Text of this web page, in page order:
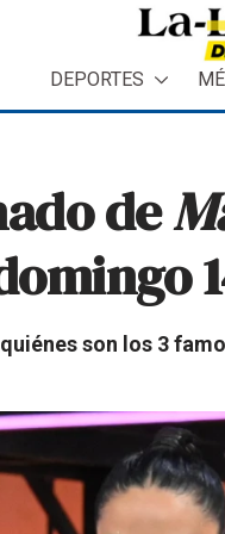
DEPORTES
de
son los 3